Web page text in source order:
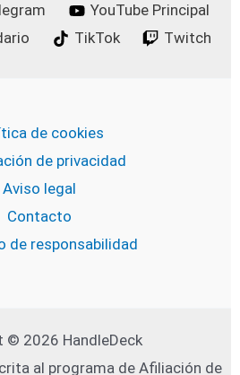
YouTube Principal
TikTok Twitch
de cookies
de privacidad
Aviso legal
Contacto
de responsabilidad
© 2026 HandleDeck
al programa de Afiliación de